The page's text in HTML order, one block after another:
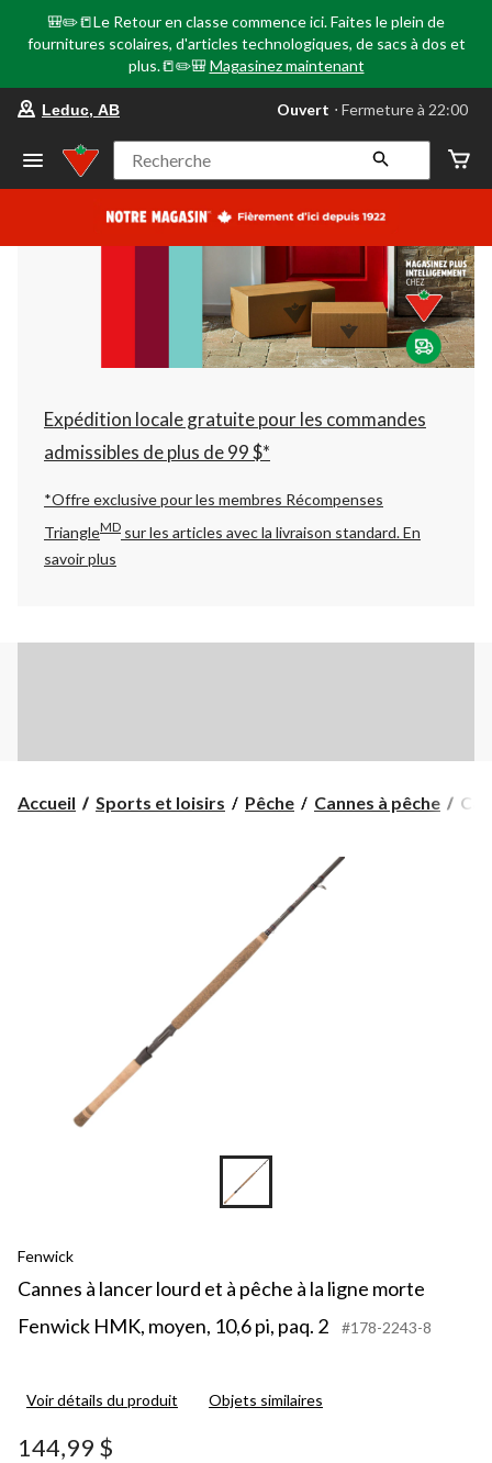
🎒✏️📒Le Retour en classe commence ici. Faites le plein de
fournitures scolaires, d'articles technologiques, de sacs à dos et
plus.📒✏️🎒 Magasinez maintenant
votre
préféré
Leduc,
AB,
courament
Fermeture
à
22:00
cliquer
pour
changer
Leduc, AB Ouvert ⋅ Fermeture à 22:00
Recherche
Expédition locale gratuite pour les commandes
admissibles de plus de 99 $*
*Offre exclusive pour les membres Récompenses
TriangleMD sur les articles avec la livraison standard.En
savoir plus
Accueil Sports et loisirs Pêche Cannes à pêche
Fenwick
Cannes à lancer lourd et à pêche à la ligne morte
Fenwick HMK, moyen, 10,6 pi, paq. 2
#178-2243-8
Voir détails du produit Objets similaires
144,99 $